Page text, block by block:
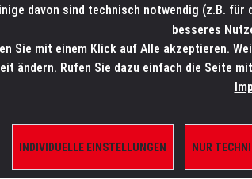
SALES-HOTLINE: +49 5451
PRODUKTE/SHOP MARKEN
ERSATZTEILE
davon sind technisch notwendig (z.B.
besseres
Sie mit einem Klick auf Alle akzeptieren.
ändern. Rufen Sie dazu einfach die Seite
INDIVIDUELLE EINSTELLUNGEN NUR